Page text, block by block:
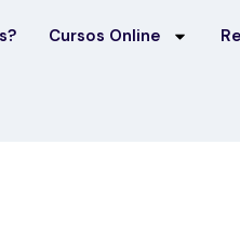
Cursos Online